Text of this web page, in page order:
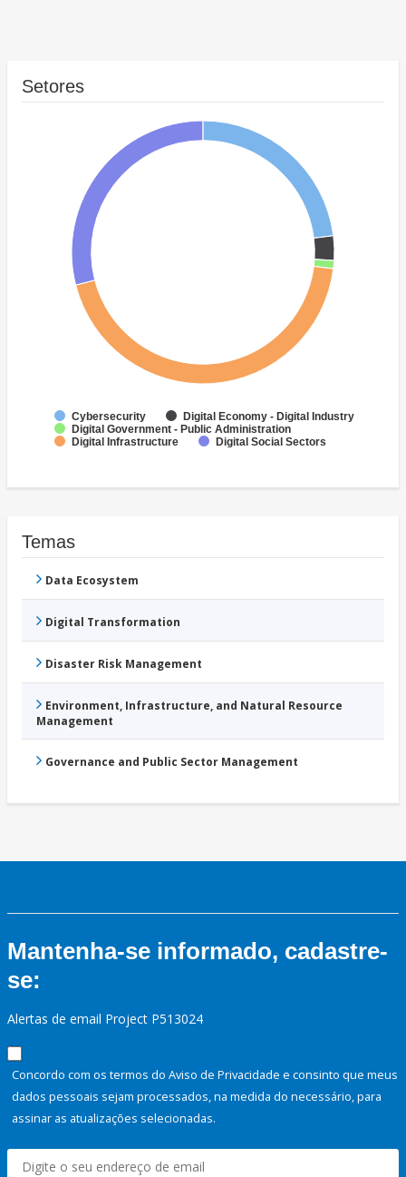
Setores
Cybersecurity
Digital Economy - Digital Industry
Digital Government - Public Administration
Digital Infrastructure
Digital Social Sectors
Temas
Data Ecosystem
Digital Transformation
Disaster Risk Management
Environment, Infrastructure, and Natural Resource
Management
Governance and Public Sector Management
Mantenha-se informado, cadastre-
se:
Alertas de email Project P513024
Concordo com os termos do Aviso de Privacidade e consinto que meus
dados pessoais sejam processados, na medida do necessário, para
assinar as atualizações selecionadas.